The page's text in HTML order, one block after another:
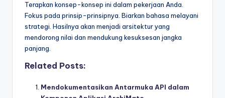
Terapkan konsep-konsep ini dalam pekerjaan Anda.
Fokus pada prinsip-prinsipnya. Biarkan bahasa melayani
strategi. Hasilnya akan menjadi arsitektur yang
mendorong nilai dan mendukung kesuksesan jangka
panjang.
Related Posts:
Mendokumentasikan Antarmuka API dalam